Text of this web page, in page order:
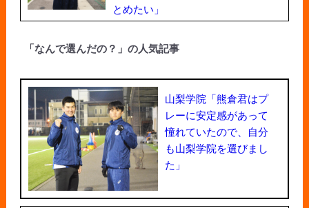
とめたい」
「なんで選んだの？」の人気記事
山梨学院「熊倉君はプ
レーに安定感があって
憧れていたので、自分
も山梨学院を選びまし
た」